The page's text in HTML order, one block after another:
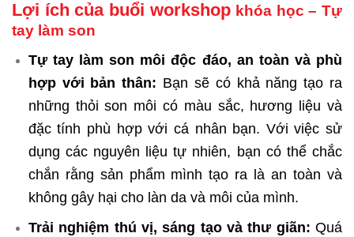
Lợi ích của buổi workshop khóa học – Tự
tay làm son
Tự tay làm son môi độc đáo, an toàn và phù
hợp với bản thân: Bạn sẽ có khả năng tạo ra
những thỏi son môi có màu sắc, hương liệu và
đặc tính phù hợp với cá nhân bạn. Với việc sử
dụng các nguyên liệu tự nhiên, bạn có thể chắc
chắn rằng sản phẩm mình tạo ra là an toàn và
không gây hại cho làn da và môi của mình.
Trải nghiệm thú vị, sáng tạo và thư giãn: Quá